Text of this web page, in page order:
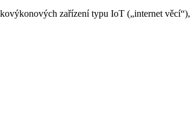
zařízení typu IoT („internet věcí“),